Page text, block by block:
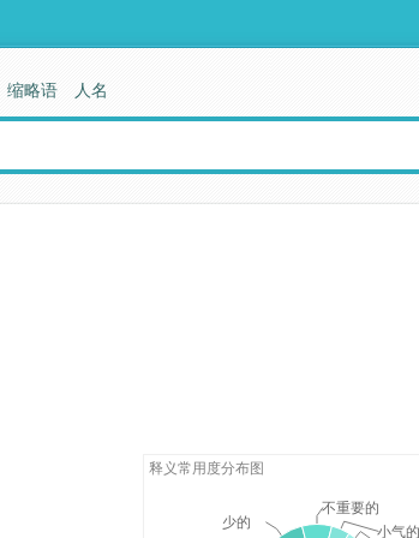
释义常用度分布图
少的
不重要的
小气的
缩略语 人名